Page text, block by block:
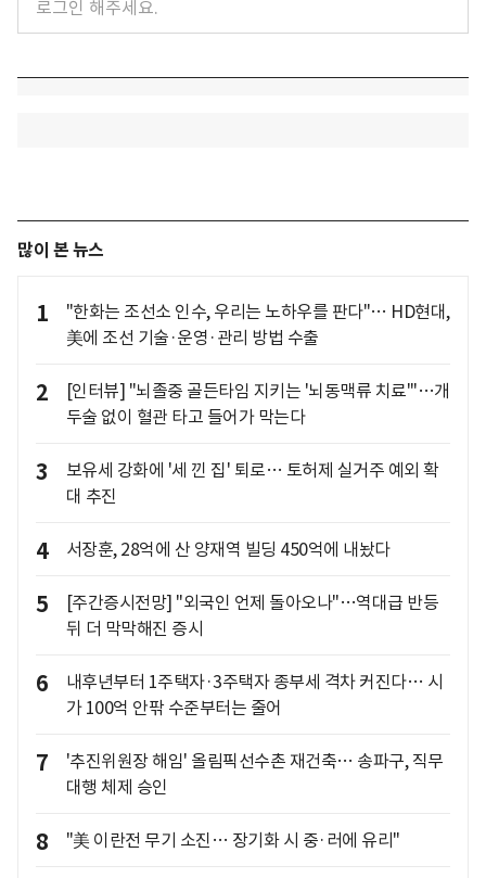
많이 본 뉴스
1
"한화는 조선소 인수, 우리는 노하우를 판다"… HD현대,
美에 조선 기술·운영·관리 방법 수출
2
[인터뷰] "뇌졸중 골든타임 지키는 '뇌동맥류 치료'"…개
두술 없이 혈관 타고 들어가 막는다
3
보유세 강화에 '세 낀 집' 퇴로… 토허제 실거주 예외 확
대 추진
4 서장훈, 28억에 산 양재역 빌딩 450억에 내놨다
5
[주간증시전망] "외국인 언제 돌아오나"…역대급 반등
뒤 더 막막해진 증시
6
내후년부터 1주택자·3주택자 종부세 격차 커진다… 시
가 100억 안팎 수준부터는 줄어
7
'추진위원장 해임' 올림픽선수촌 재건축… 송파구, 직무
대행 체제 승인
8 "美 이란전 무기 소진… 장기화 시 중·러에 유리"